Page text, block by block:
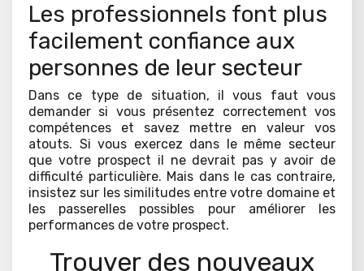
Les professionnels font plus
facilement confiance aux
personnes de leur secteur
Dans ce type de situation, il vous faut vous
demander si vous présentez correctement vos
compétences et savez mettre en valeur vos
atouts. Si vous exercez dans le même secteur
que votre prospect il ne devrait pas y avoir de
difficulté particulière. Mais dans le cas contraire,
insistez sur les similitudes entre votre domaine et
les passerelles possibles pour améliorer les
performances de votre prospect.
Trouver des nouveaux